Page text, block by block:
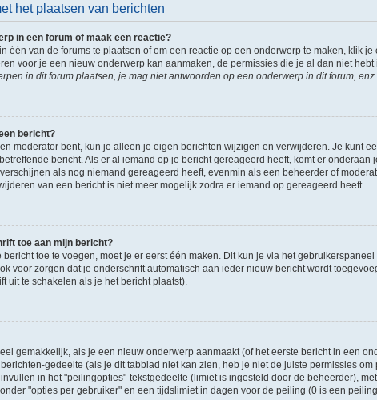
het plaatsen van berichten
in een forum of maak een reactie?
één van de forums te plaatsen of om een reactie op een onderwerp te maken, klik
voor je een nieuw onderwerp kan aanmaken, de permissies die je al dan niet
in dit forum plaatsen, je mag niet antwoorden op een onderwerp in dit forum, enz.
bericht?
moderator bent, kun je alleen je eigen berichten wijzigen en verwijderen. Je kunt
bericht. Als er al iemand op je bericht gereageerd heeft, komt er
als nog niemand gereageerd heeft, evenmin als een beheerder of
van een bericht is niet meer mogelijk zodra er iemand op gereageerd heeft.
toe aan mijn bericht?
toe te voegen, moet je er eerst één maken. Dit kun je via het
voor zorgen dat je onderschrift automatisch aan ieder nieuw bericht wordt
uit te schakelen als je het bericht plaatst).
gemakkelijk, als je een nieuw onderwerp aanmaakt (of het eerste bericht in een
gedeelte (als je dit tabblad niet kan zien, heb je niet de juiste permissies
in het "peilingopties"-tekstgedeelte (limiet is ingesteld door de beheerder),
"opties per gebruiker" en een tijdslimiet in dagen voor de peiling (0 is een